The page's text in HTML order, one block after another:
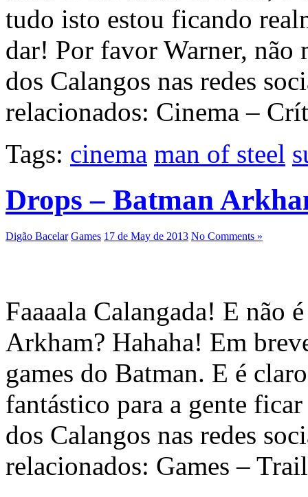
tudo isto estou ficando
dar! Por favor Warner,
dos Calangos nas redes
relacionados: Cinema –
Tags: cinema man of steel
Drops – Batman
Digão Bacelar Games 17 de May de 2013 No Comments »
Faaaala Calangada! E não
Arkham? Hahaha! Em
games do Batman. E é
fantástico para a gente
dos Calangos nas redes
relacionados: Games –